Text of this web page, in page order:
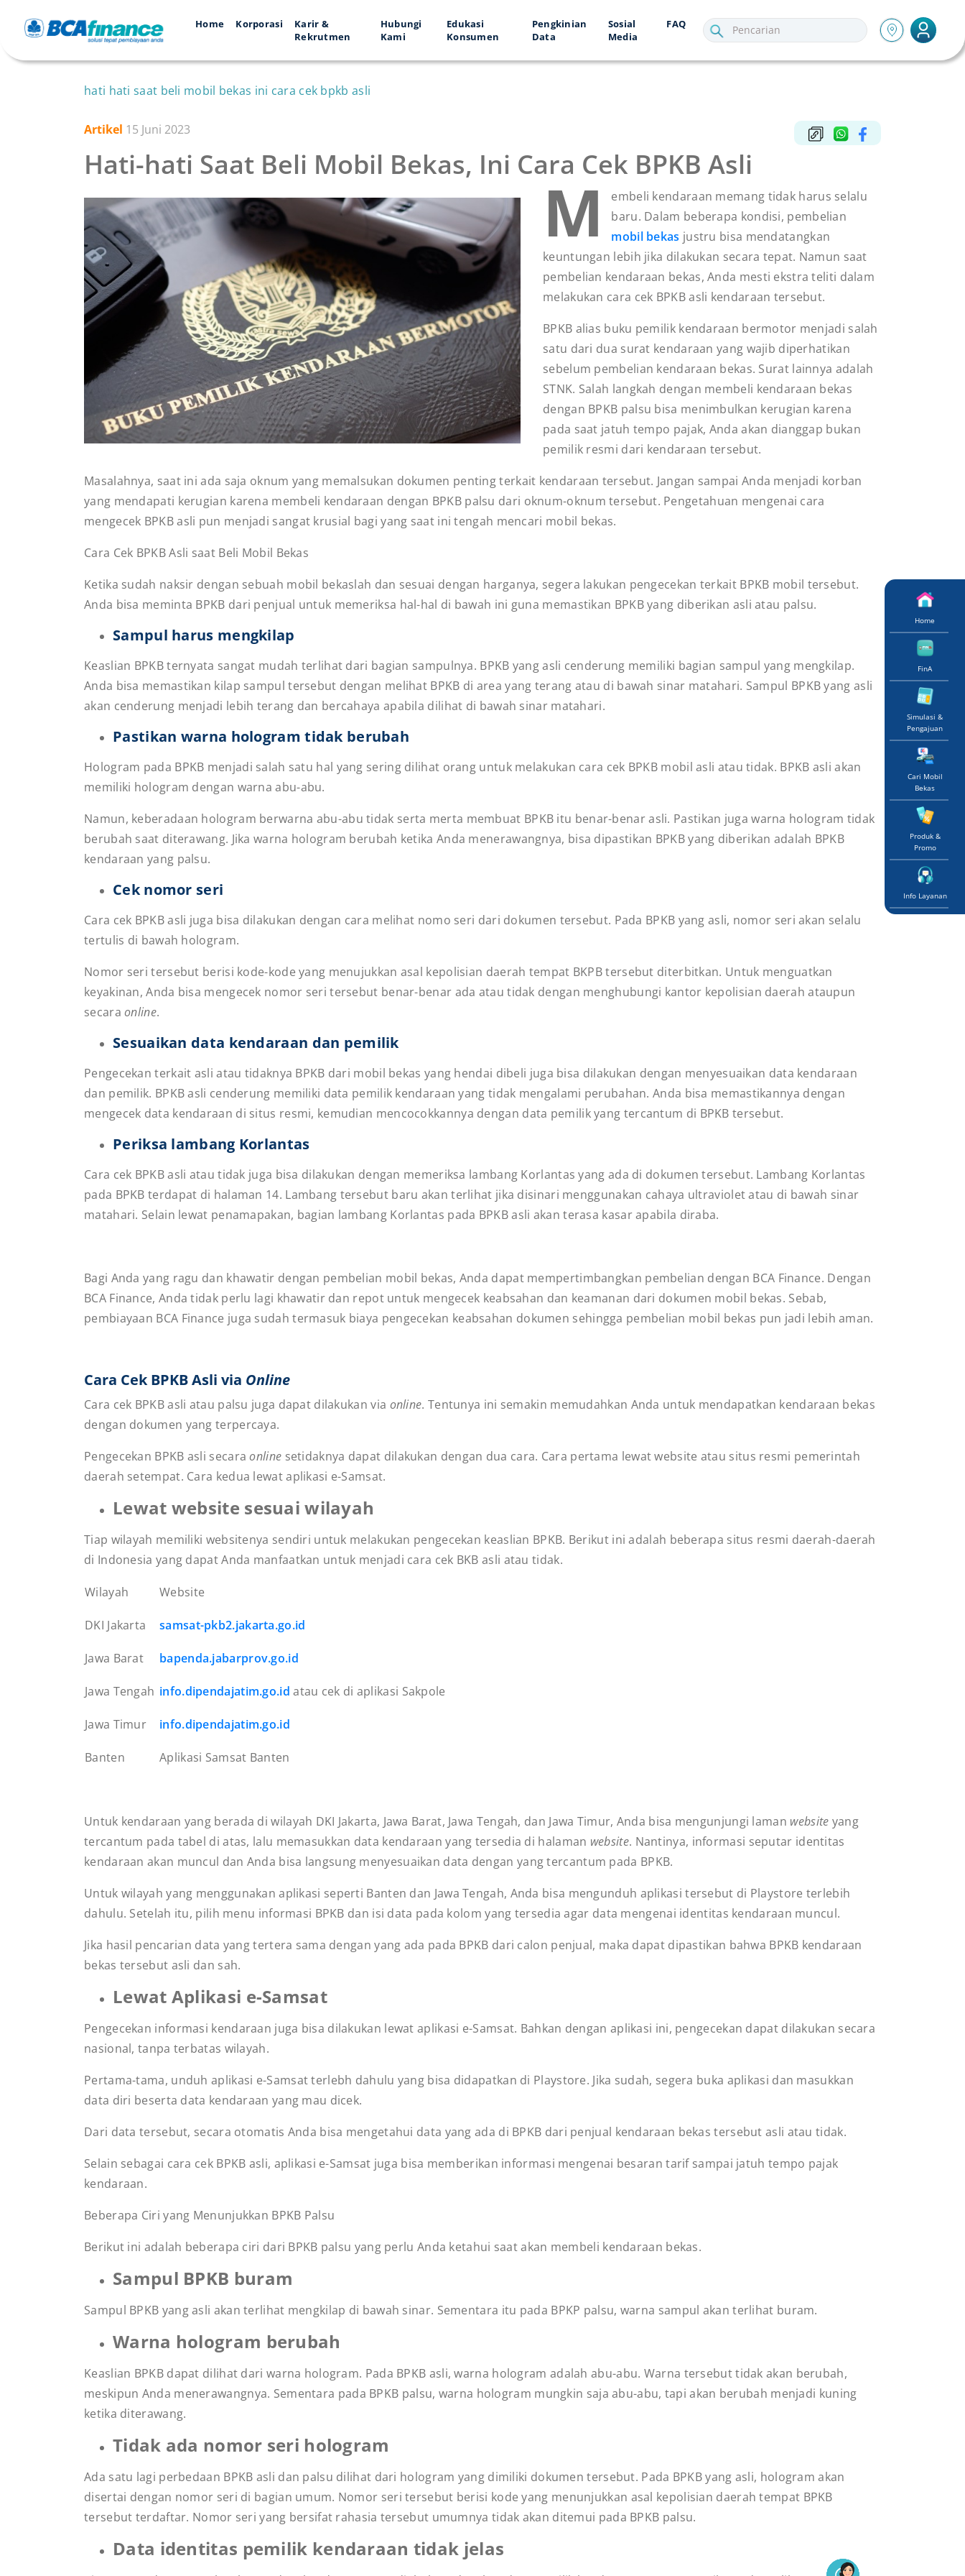
Home Korporasi
Karir &
Rekrutmen
Hubungi
Kami
Edukasi
Konsumen
Pengkinian
Data
Sosial
Media
FAQ
Home
FinA
Simulasi &
Pengajuan
Cari Mobil
Bekas
Produk &
Promo
Info Layanan
hati hati saat beli mobil bekas ini cara cek bpkb asli
Artikel 15 Juni 2023
Hati-hati Saat Beli Mobil Bekas, Ini Cara Cek BPKB Asli
M
embeli kendaraan memang tidak harus selalu
baru. Dalam beberapa kondisi, pembelian
mobil bekas justru bisa mendatangkan
keuntungan lebih jika dilakukan secara tepat. Namun saat
pembelian kendaraan bekas, Anda mesti ekstra teliti dalam
melakukan cara cek BPKB asli kendaraan tersebut.
BPKB alias buku pemilik kendaraan bermotor menjadi salah
satu dari dua surat kendaraan yang wajib diperhatikan
sebelum pembelian kendaraan bekas. Surat lainnya adalah
STNK. Salah langkah dengan membeli kendaraan bekas
dengan BPKB palsu bisa menimbulkan kerugian karena
pada saat jatuh tempo pajak, Anda akan dianggap bukan
pemilik resmi dari kendaraan tersebut.
Masalahnya, saat ini ada saja oknum yang memalsukan dokumen penting terkait kendaraan tersebut. Jangan sampai Anda menjadi korban
yang mendapati kerugian karena membeli kendaraan dengan BPKB palsu dari oknum-oknum tersebut. Pengetahuan mengenai cara
mengecek BPKB asli pun menjadi sangat krusial bagi yang saat ini tengah mencari mobil bekas.
Cara Cek BPKB Asli saat Beli Mobil Bekas
Ketika sudah naksir dengan sebuah mobil bekaslah dan sesuai dengan harganya, segera lakukan pengecekan terkait BPKB mobil tersebut.
Anda bisa meminta BPKB dari penjual untuk memeriksa hal-hal di bawah ini guna memastikan BPKB yang diberikan asli atau palsu.
Sampul harus mengkilap
Keaslian BPKB ternyata sangat mudah terlihat dari bagian sampulnya. BPKB yang asli cenderung memiliki bagian sampul yang mengkilap.
Anda bisa memastikan kilap sampul tersebut dengan melihat BPKB di area yang terang atau di bawah sinar matahari. Sampul BPKB yang asli
akan cenderung menjadi lebih terang dan bercahaya apabila dilihat di bawah sinar matahari.
Pastikan warna hologram tidak berubah
Hologram pada BPKB menjadi salah satu hal yang sering dilihat orang untuk melakukan cara cek BPKB mobil asli atau tidak. BPKB asli akan
memiliki hologram dengan warna abu-abu.
Namun, keberadaan hologram berwarna abu-abu tidak serta merta membuat BPKB itu benar-benar asli. Pastikan juga warna hologram tidak
berubah saat diterawang. Jika warna hologram berubah ketika Anda menerawangnya, bisa dipastikan BPKB yang diberikan adalah BPKB
kendaraan yang palsu.
Cek nomor seri
Cara cek BPKB asli juga bisa dilakukan dengan cara melihat nomo seri dari dokumen tersebut. Pada BPKB yang asli, nomor seri akan selalu
tertulis di bawah hologram.
Nomor seri tersebut berisi kode-kode yang menujukkan asal kepolisian daerah tempat BKPB tersebut diterbitkan. Untuk menguatkan
keyakinan, Anda bisa mengecek nomor seri tersebut benar-benar ada atau tidak dengan menghubungi kantor kepolisian daerah ataupun
secaraonline.
Sesuaikan data kendaraan dan pemilik
Pengecekan terkait asli atau tidaknya BPKB dari mobil bekas yang hendai dibeli juga bisa dilakukan dengan menyesuaikan data kendaraan
dan pemilik. BPKB asli cenderung memiliki data pemilik kendaraan yang tidak mengalami perubahan. Anda bisa memastikannya dengan
mengecek data kendaraan di situs resmi, kemudian mencocokkannya dengan data pemilik yang tercantum di BPKB tersebut.
Periksa lambang Korlantas
Cara cek BPKB asli atau tidak juga bisa dilakukan dengan memeriksa lambang Korlantas yang ada di dokumen tersebut. Lambang Korlantas
pada BPKB terdapat di halaman 14. Lambang tersebut baru akan terlihat jika disinari menggunakan cahaya ultraviolet atau di bawah sinar
matahari. Selain lewat penamapakan, bagian lambang Korlantas pada BPKB asli akan terasa kasar apabila diraba.
Bagi Anda yang ragu dan khawatir dengan pembelian mobil bekas, Anda dapat mempertimbangkan pembelian dengan BCA Finance. Dengan
BCA Finance, Anda tidak perlu lagi khawatir dan repot untuk mengecek keabsahan dan keamanan dari dokumen mobil bekas. Sebab,
pembiayaan BCA Finance juga sudah termasuk biaya pengecekan keabsahan dokumen sehingga pembelian mobil bekas pun jadi lebih aman.
Cara Cek BPKB Asli via Online
Cara cek BPKB asli atau palsu juga dapat dilakukan via online. Tentunya ini semakin memudahkan Anda untuk mendapatkan kendaraan bekas
dengan dokumen yang terpercaya.
Pengecekan BPKB asli secaraonline setidaknya dapat dilakukan dengan dua cara. Cara pertama lewat website atau situs resmi pemerintah
daerah setempat. Cara kedua lewat aplikasi e-Samsat.
Lewat website sesuai wilayah
Tiap wilayah memiliki websitenya sendiri untuk melakukan pengecekan keaslian BPKB. Berikut ini adalah beberapa situs resmi daerah-daerah
di Indonesia yang dapat Anda manfaatkan untuk menjadi cara cek BKB asli atau tidak.
Wilayah Website
DKI Jakarta samsat-pkb2.jakarta.go.id
Jawa Barat bapenda.jabarprov.go.id
Jawa Tengah info.dipendajatim.go.id atau cek di aplikasi Sakpole
Jawa Timur info.dipendajatim.go.id
Banten Aplikasi Samsat Banten
Untuk kendaraan yang berada di wilayah DKI Jakarta, Jawa Barat, Jawa Tengah, dan Jawa Timur, Anda bisa mengunjungi laman website yang
tercantum pada tabel di atas, lalu memasukkan data kendaraan yang tersedia di halaman website. Nantinya, informasi seputar identitas
kendaraan akan muncul dan Anda bisa langsung menyesuaikan data dengan yang tercantum pada BPKB.
Untuk wilayah yang menggunakan aplikasi seperti Banten dan Jawa Tengah, Anda bisa mengunduh aplikasi tersebut di Playstore terlebih
dahulu. Setelah itu, pilih menu informasi BPKB dan isi data pada kolom yang tersedia agar data mengenai identitas kendaraan muncul.
Jika hasil pencarian data yang tertera sama dengan yang ada pada BPKB dari calon penjual, maka dapat dipastikan bahwa BPKB kendaraan
bekas tersebut asli dan sah.
Lewat Aplikasi e-Samsat
Pengecekan informasi kendaraan juga bisa dilakukan lewat aplikasi e-Samsat. Bahkan dengan aplikasi ini, pengecekan dapat dilakukan secara
nasional, tanpa terbatas wilayah.
Pertama-tama, unduh aplikasi e-Samsat terlebh dahulu yang bisa didapatkan di Playstore. Jika sudah, segera buka aplikasi dan masukkan
data diri beserta data kendaraan yang mau dicek.
Dari data tersebut, secara otomatis Anda bisa mengetahui data yang ada di BPKB dari penjual kendaraan bekas tersebut asli atau tidak.
Selain sebagai cara cek BPKB asli, aplikasi e-Samsat juga bisa memberikan informasi mengenai besaran tarif sampai jatuh tempo pajak
kendaraan.
Beberapa Ciri yang Menunjukkan BPKB Palsu
Berikut ini adalah beberapa ciri dari BPKB palsu yang perlu Anda ketahui saat akan membeli kendaraan bekas.
Sampul BPKB buram
Sampul BPKB yang asli akan terlihat mengkilap di bawah sinar. Sementara itu pada BPKP palsu, warna sampul akan terlihat buram.
Warna hologram berubah
Keaslian BPKB dapat dilihat dari warna hologram. Pada BPKB asli, warna hologram adalah abu-abu. Warna tersebut tidak akan berubah,
meskipun Anda menerawangnya. Sementara pada BPKB palsu, warna hologram mungkin saja abu-abu, tapi akan berubah menjadi kuning
ketika diterawang.
Tidak ada nomor seri hologram
Ada satu lagi perbedaan BPKB asli dan palsu dilihat dari hologram yang dimiliki dokumen tersebut. Pada BPKB yang asli, hologram akan
disertai dengan nomor seri di bagian umum. Nomor seri tersebut berisi kode yang menunjukkan asal kepolisian daerah tempat BPKB
tersebut terdaftar. Nomor seri yang bersifat rahasia tersebut umumnya tidak akan ditemui pada BPKB palsu.
Data identitas pemilik kendaraan tidak jelas